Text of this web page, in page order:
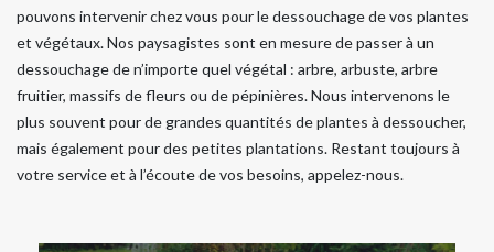
pouvons intervenir chez vous pour le dessouchage de vos plantes
et végétaux. Nos paysagistes sont en mesure de passer à un
dessouchage de n’importe quel végétal : arbre, arbuste, arbre
fruitier, massifs de fleurs ou de pépinières. Nous intervenons le
plus souvent pour de grandes quantités de plantes à dessoucher,
mais également pour des petites plantations. Restant toujours à
votre service et à l’écoute de vos besoins, appelez-nous.